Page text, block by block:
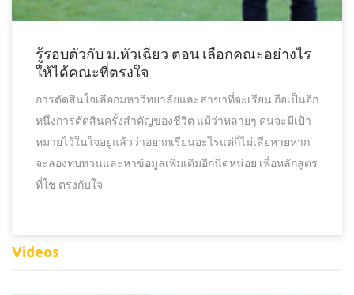
รู้รอบตัวกับ ม.หัวเฉียว ตอน เลือกคณะอย่างไร
ให้ได้คณะที่ตรงใจ
การตัดสินใจเลือกมหาวิทยาลัยและสาขาที่จะเรียน ถือเป็นอีก
หนึ่งการตัดสินครั้งสำคัญของชีวิต แม้ว่าหลายๆ คนจะมีเป้า
หมายไว้ในใจอยู่แล้วว่าอยากเรียนอะไรแต่ก็ไม่เสียหายหาก
จะลองทบทวนและหาข้อมูลเพิ่มเติมอีกนิดหน่อย เพื่อหลักสูตร
ที่ใช่ ตรงกับใจ
Videos